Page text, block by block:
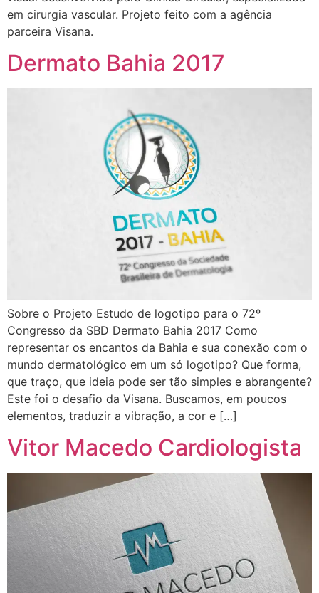
em cirurgia vascular. Projeto feito com a agência
parceira Visana.
Dermato Bahia 2017
Sobre o Projeto Estudo de logotipo para o 72º
Congresso da SBD Dermato Bahia 2017 Como
representar os encantos da Bahia e sua conexão com o
mundo dermatológico em um só logotipo? Que forma,
que traço, que ideia pode ser tão simples e abrangente?
Este foi o desafio da Visana. Buscamos, em poucos
elementos, traduzir a vibração, a cor e […]
Vitor Macedo Cardiologista